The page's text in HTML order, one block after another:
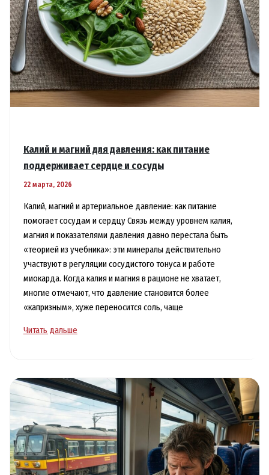
Калий и магний для давления: как питание
поддерживает сердце и сосуды
22 марта, 2026
Калий, магний и артериальное давление: как питание
помогает сосудам и сердцу Связь между уровнем калия,
магния и показателями давления давно перестала быть
«теорией из учебника»: эти минералы действительно
участвуют в регуляции сосудистого тонуса и работе
миокарда. Когда калия и магния в рационе не хватает,
многие отмечают, что давление становится более
«капризным», хуже переносится соль, чаще
Калий
давления:
как
питание
поддерживает
сердце
и
Читать дальше